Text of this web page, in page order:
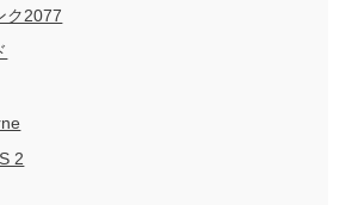
ク2077
2